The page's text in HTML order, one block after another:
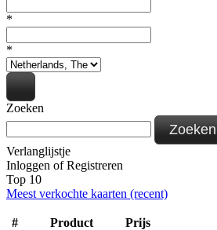
*
*
Zoeken
Zoeken
Verlanglijstje
Inloggen ofRegistreren
Top 10
Meest verkochte kaarten (recent)
# Product
Prijs